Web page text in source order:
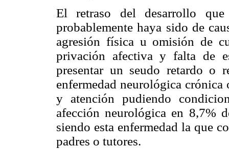
El retraso del desarrollo
probablemente haya sido de
agresión física u omisión de
privación afectiva y falta de
presentar un seudo retardo o
enfermedad neurológica
y atención pudiendo
afección neurológica en 8,7%
siendo esta enfermedad la que
padres o tutores.